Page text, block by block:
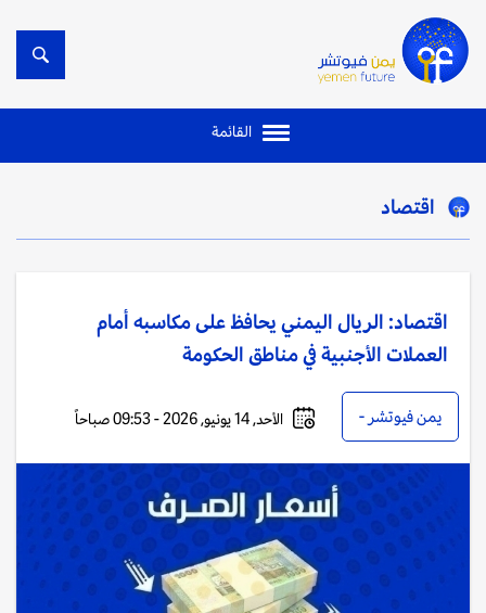
القائمة
اقتصاد
اقتصاد: الريال اليمني يحافظ على مكاسبه أمام
العملات الأجنبية في مناطق الحكومة
يمن فيوتشر - الأحد, 14 يونيو, 2026 - 09:53 صباحاً